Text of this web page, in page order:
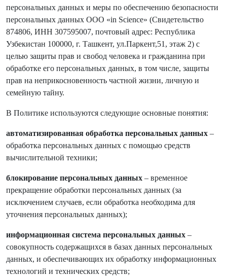
персональных данных и меры по обеспечению безопасности
персональных данных ООО «in Science» (Свидетельство
874806, ИНН 307595007, почтовый адрес: Республика
Узбекистан 100000, г. Ташкент, ул.Паркент,51, этаж 2) с
целью защиты прав и свобод человека и гражданина при
обработке его персональных данных, в том числе, защиты
прав на неприкосновенность частной жизни, личную и
семейную тайну.
В Политике используются следующие основные понятия:
автоматизированная обработка персональных данных –
обработка персональных данных с помощью средств
вычислительной техники;
блокирование персональных данных – временное
прекращение обработки персональных данных (за
исключением случаев, если обработка необходима для
уточнения персональных данных);
информационная система персональных данных –
совокупность содержащихся в базах данных персональных
данных, и обеспечивающих их обработку информационных
технологий и технических средств;